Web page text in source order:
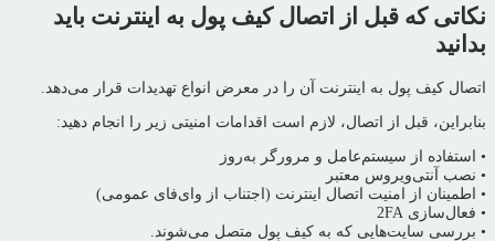
نکاتی که قبل از اتصال کیف پول به اینترنت باید
بدانید
اتصال کیف پول به اینترنت آن را در معرض انواع تهدیدات قرار می‌دهد.
بنابراین، قبل از اتصال، لازم است اقدامات امنیتی زیر را انجام دهید:
• استفاده از سیستم‌عامل و مرورگر به‌روز
• نصب آنتی‌ویروس معتبر
• اطمینان از امنیت اتصال اینترنت (اجتناب از وای‌فای عمومی)
• فعال‌سازی 2FA
• بررسی سایت‌هایی که به کیف پول متصل می‌شوند.